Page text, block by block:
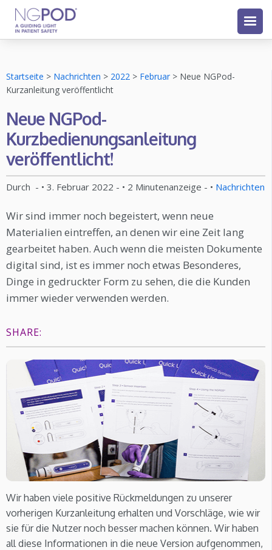
Startseite > Nachrichten > 2022 > Februar > Neue NGPod-
Kurzanleitung veröffentlicht
Neue NGPod-
Kurzbedienungsanleitung
veröffentlicht!
Durch - • 3. Februar 2022 - • 2 Minutenanzeige - • Nachrichten
Wir sind immer noch begeistert, wenn neue
Materialien eintreffen, an denen wir eine Zeit lang
gearbeitet haben. Auch wenn die meisten Dokumente
digital sind, ist es immer noch etwas Besonderes,
Dinge in gedruckter Form zu sehen, die die Kunden
immer wieder verwenden werden.
SHARE:
Wir haben viele positive Rückmeldungen zu unserer
vorherigen Kurzanleitung erhalten und Vorschläge, wie wir
sie für die Nutzer noch besser machen können. Wir haben
all diese Informationen in die neue Version aufgenommen,